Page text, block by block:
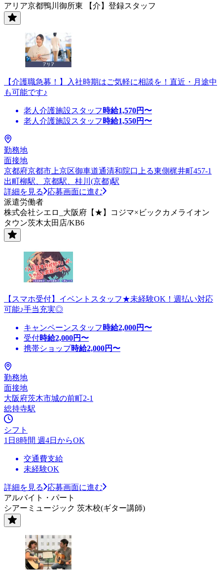
アリア京都鴨川御所東 【介】登録スタッフ
【介護職急募！】入社時期はご気軽に相談を！直近・月途中
も可能です♪
老人介護施設スタッフ 時給1,570円〜
老人介護施設スタッフ 時給1,550円〜
勤務地
面接地
京都府京都市上京区御車道通清和院口上る東側梶井町457-1
出町柳駅、京都駅、桂川(京都)駅
詳細を見る
応募画面に進む
派遣労働者
株式会社シエロ_大阪府【★】コジマ×ビックカメライオン
タウン茨木太田店/KB6
【スマホ受付】イベントスタッフ★未経験OK！週払い対応
可能♪手当充実◎
キャンペーンスタッフ 時給2,000円〜
受付時給2,000円〜
携帯ショップ時給2,000円〜
勤務地
面接地
大阪府茨木市城の前町2-1
総持寺駅
シフト
1日8時間 週4日からOK
交通費支給
未経験OK
詳細を見る
応募画面に進む
アルバイト・パート
シアーミュージック 茨木校(ギター講師)